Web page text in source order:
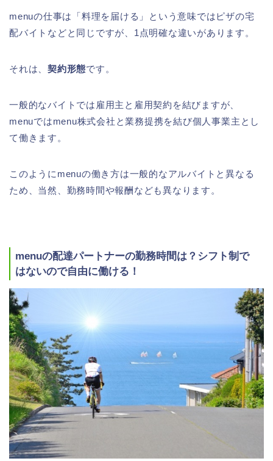
menuの仕事は「料理を届ける」という意味ではピザの宅
配バイトなどと同じですが、1点明確な違いがあります。
それは、契約形態です。
一般的なバイトでは雇用主と雇用契約を結びますが、
menuではmenu株式会社と業務提携を結び個人事業主とし
て働きます。
このようにmenuの働き方は一般的なアルバイトと異なる
ため、当然、勤務時間や報酬なども異なります。
menuの配達パートナーの勤務時間は？シフト制で
はないので自由に働ける！